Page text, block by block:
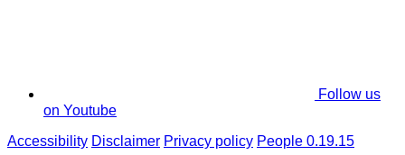
Follow us
on Youtube
Accessibility Disclaimer Privacy policy People 0.19.15